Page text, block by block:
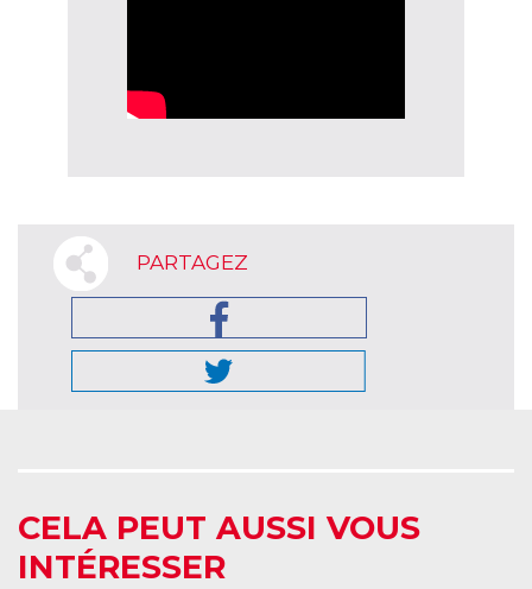
PARTAGEZ
CELA PEUT AUSSI VOUS
INTÉRESSER